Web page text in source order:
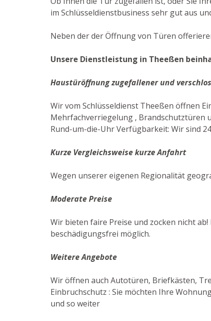
im Schlüsseldienstbusiness sehr gut aus
Neben der der Öffnung von Türen
Unsere Dienstleistung in Theeßen
Haustüröffnung zugefallener und
Wir vom Schlüsseldienst Theeßen öffnen
Mehrfachverriegelung , Brandschutztüren
Rund-um-die-Uhr Verfügbarkeit: Wir sind
Kurze Vergleichsweise kurze Anfahrt
Wegen unserer eigenen Regionalität
Moderate Preise
Wir bieten faire Preise und zocken nicht
beschädigungsfrei möglich.
Weitere Angebote
Wir öffnen auch Autotüren, Briefkästen,
Einbruchschutz : Sie möchten Ihre
und so weiter